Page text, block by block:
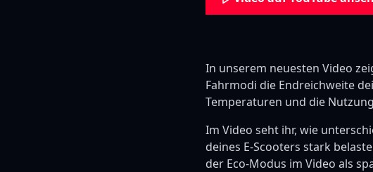
In unserem neuesten Video
Fahrmodi die Endreichweite
Temperaturen und die
Im Video seht ihr, wie
deines E-Scooters stark
der Eco-Modus im Video als